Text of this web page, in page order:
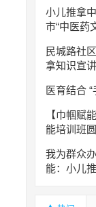
小儿推拿
市“中医药
民城路社
拿知识宣
医育结合 “
【巾帼赋
能培训班
我为群众
能：小儿